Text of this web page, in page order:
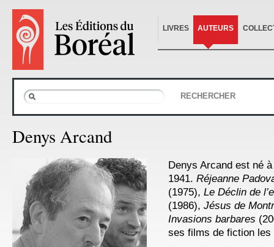
LIVRES AUTEURS
RECHERCHER
Denys Arcand
Denys Arcand est né
1941. Réjeanne
(1975), Le Déclin de
(1986), Jésus de
Invasions barbares
ses films de fiction